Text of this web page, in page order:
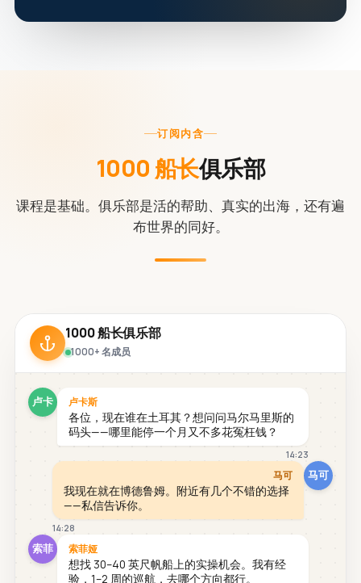
订阅内含
1000 船长俱乐部
课程是基础。俱乐部是活的帮助、真实的出海，还有遍
布世界的同好。
1000 船长俱乐部
1000+ 名成员
卢卡 卢卡斯
各位，现在谁在土耳其？想问问马尔马里斯的
码头——哪里能停一个月又不多花冤枉钱？
14:23
马可
马可
我现在就在博德鲁姆。附近有几个不错的选择
——私信告诉你。
14:28
索菲 索菲娅
想找 30–40 英尺帆船上的实操机会。我有经
验，1–2 周的巡航，去哪个方向都行。